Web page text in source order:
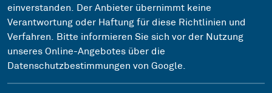
einverstanden. Der Anbieter übernimmt keine
Verantwortung oder Haftung für diese Richtlinien und
Verfahren. Bitte informieren Sie sich vor der Nutzung
unseres Online-Angebotes über die
Datenschutzbestimmungen von Google.